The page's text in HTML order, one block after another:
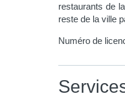
restaurants de
reste de la ville
Numéro de